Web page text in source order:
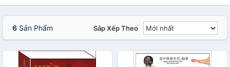
6 Sản Phẩm Sắp Xếp Theo